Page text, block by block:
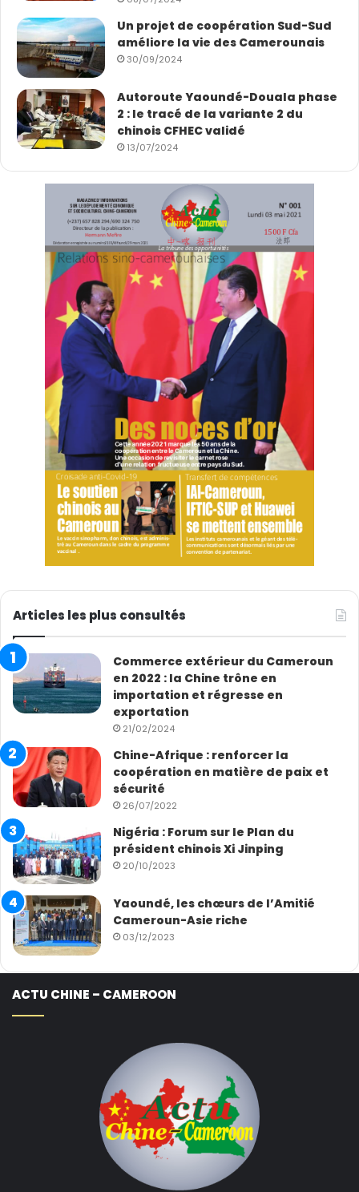
À Nishan, les civilisations ne se confrontent pas : elles
dialoguent. Et la sagesse de Confucius, vieille de plus
de deux mille ans, continue d’illuminer les routes du
monde contemporain.
(Auteur : Zhu Jingtian, présentatrice de CGTN
Français)
Un projet de coopération Sud-Sud
améliore la vie des Camerounais
30/09/2024
Autoroute Yaoundé-Douala phase
2 : le tracé de la variante 2 du
chinois CFHEC validé
13/07/2024
Articles les plus consultés
Commerce extérieur du Cameroun
en 2022 : la Chine trône en
importation et régresse en
exportation
21/02/2024
Chine-Afrique : renforcer la
coopération en matière de paix et
sécurité
26/07/2022
Nigéria : Forum sur le Plan du
président chinois Xi Jinping
20/10/2023
Yaoundé, les chœurs de l’Amitié
Cameroun-Asie riche
03/12/2023
ACTU CHINE – CAMEROON